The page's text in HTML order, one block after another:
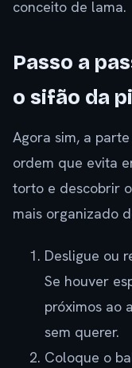
conceito de lama.
Passo a
o sifão da
Agora sim, a
ordem que evita
torto e descobrir
mais organizado
Desligue ou
Se houver
próximos ao
sem querer.
Coloque o